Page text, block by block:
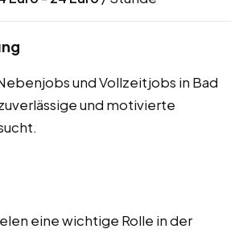
und Vollzeitjobs in Bad
und motivierte
eine wichtige Rolle in der